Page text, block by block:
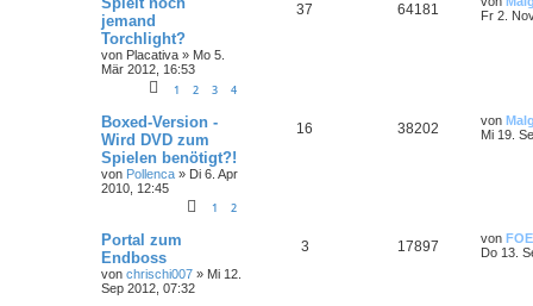
jemand
Torchlight?
von Placativa » Mo 5.
Mär 2012, 16:53
1 2 3 4
37 64181
Fr 2.
Boxed-Version -
Wird DVD zum
Spielen benötigt?!
von Pollenca » Di 6. Apr
2010, 12:45
1 2
16 38202 von
Mi 19.
Portal zum
Endboss
von chrischi007 » Mi 12.
Sep 2012, 07:32
3 17897 von FOE
Do 13.